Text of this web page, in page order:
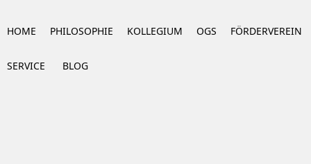
HOME PHILOSOPHIE KOLLEGIUM OGS FÖRDERVEREIN
SERVICE BLOG